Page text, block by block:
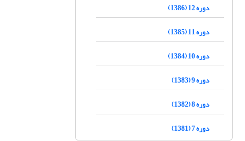
دوره 12 (1386)
دوره 11 (1385)
دوره 10 (1384)
دوره 9 (1383)
دوره 8 (1382)
دوره 7 (1381)